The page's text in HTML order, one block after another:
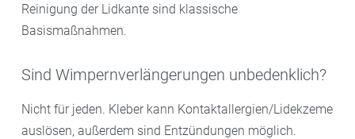
Reinigung der Lidkante sind klassische
Basismaßnahmen.
Sind Wimpernverlängerungen unbedenklich?
Nicht für jeden. Kleber kann Kontaktallergien/Lidekzeme
auslösen, außerdem sind Entzündungen möglich.